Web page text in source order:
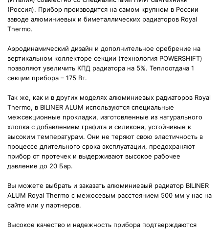
(Россия). Прибор производится на самом крупном в России
заводе алюминиевых и биметаллических радиаторов Royal
Thermo.
Аэродинамический дизайн и дополнительное оребрение на
вертикальном коллекторе секции (технология POWERSHIFT)
позволяют увеличить КПД радиатора на 5%. Теплоотдача 1
секции прибора – 175 Вт.
Так же, как и в других моделях алюминиевых радиаторов Royal
Thermo, в BILINER ALUM используются специальные
межсекционные прокладки, изготовленные из натурального
хлопка с добавлением графита и силикона, устойчивые к
высоким температурам. Они не теряют свою эластичность в
процессе длительного срока эксплуатации, предохраняют
прибор от протечек и выдерживают высокое рабочее
давление до 20 Бар.
Вы можете выбрать и заказать алюминиевый радиатор BILINER
ALUM Royal Thermo с межосевым расстоянием 500 мм у нас на
сайте или у партнеров.
Высокое качество и надежность прибора подтверждаются